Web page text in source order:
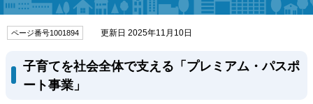
ページ番号1001894 更新日 2025年11月10日
子育てを社会全体で支える「プレミアム・パスポ
ート事業」